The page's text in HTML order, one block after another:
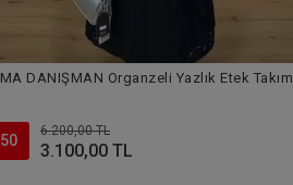
DANIŞMAN Organzeli Yazlık Etek Takım
6.200,00 TL
3.100,00 TL